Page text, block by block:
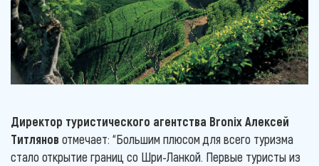
Директор туристического агентства Bronix Алексей
Титлянов отмечает: “Большим плюсом для всего туризма
стало открытие границ со Шри-Ланкой. Первые туристы из